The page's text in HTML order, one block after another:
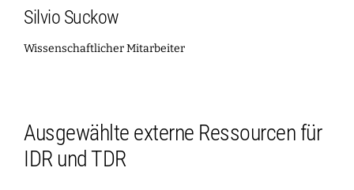
Silvio Suckow
Wissenschaftlicher Mitarbeiter
Ausgewählte externe Ressourcen für
IDR und TDR